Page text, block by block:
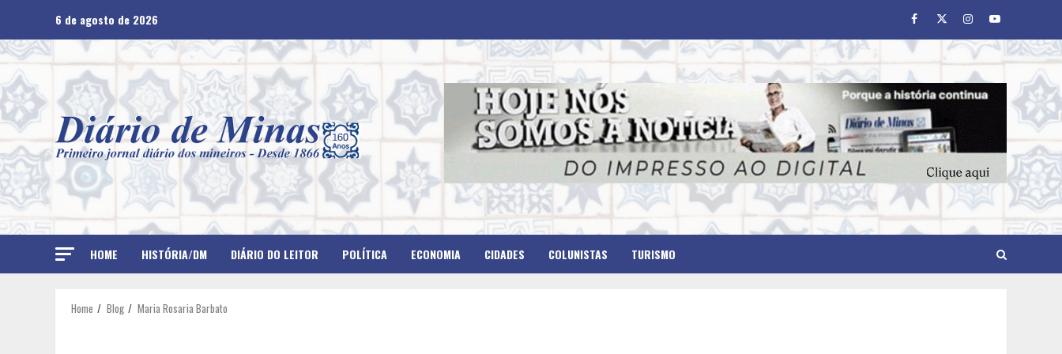
content
6 de agosto de 2026 Facebook
TwitterInstagram
Youtube
HOME HISTÓRIA/DM DIÁRIO DO LEITOR POLÍTICA ECONOMIA CIDADES COLUNISTAS TURISMO
Home Blog Maria Rosaria Barbato